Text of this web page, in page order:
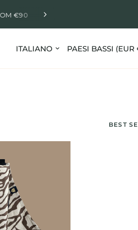
€90
Aggiorna paese/area geografica
Aggiorna paese/
Ordina